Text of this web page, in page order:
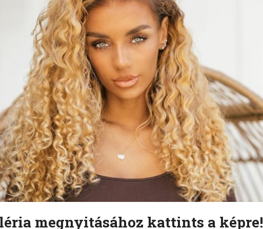
megnyitásához kattints a képre!